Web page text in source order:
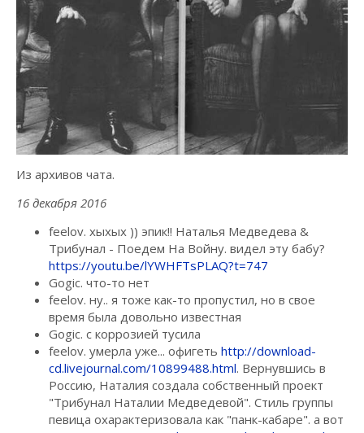
Из архивов чата.
16 декабря 2016
feelov. хыхых )) эпик!! Наталья Медведева &
Трибунал - Поедем На Войну. видел эту бабу?
https://youtu.be/lYWHFTsPLAQ?t=747
Gogic. что-то нет
feelov. ну.. я тоже как-то пропустил, но в свое
время была довольно известная
Gogic. с коррозией тусила
feelov. умерла уже... офигеть http://download-
cd.livejournal.com/10899488.html. Вернувшись в
Россию, Наталия создала собственный проект
"Трибунал Наталии Медведевой". Стиль группы
певица охарактеризовала как "панк-кабаре". а вот